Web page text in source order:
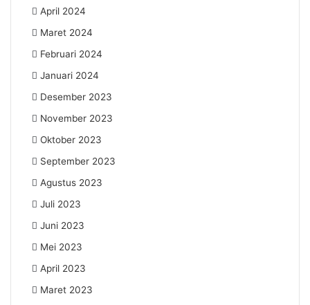
April 2024
Maret 2024
Februari 2024
Januari 2024
Desember 2023
November 2023
Oktober 2023
September 2023
Agustus 2023
Juli 2023
Juni 2023
Mei 2023
April 2023
Maret 2023